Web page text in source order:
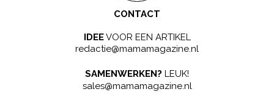
CONTACT
IDEEVOOR EEN ARTIKEL
redactie@mamamagazine.nl
SAMENWERKEN? LEUK!
sales@mamamagazine.nl